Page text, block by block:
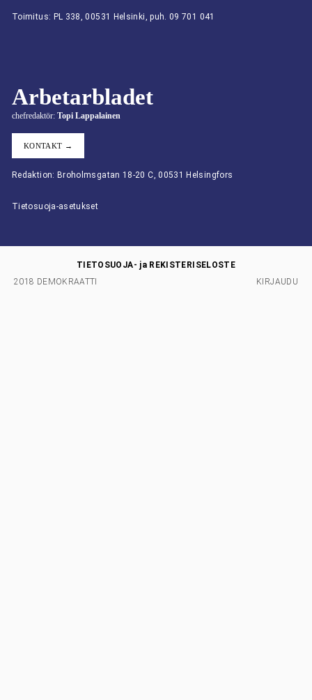
Toimitus: PL 338, 00531 Helsinki, puh. 09 701 041
Arbetarbladet
chefredaktör: Topi Lappalainen
KONTAKT →
Redaktion: Broholmsgatan 18-20 C, 00531 Helsingfors
Tietosuoja-asetukset
2018 DEMOKRAATTI
TIETOSUOJA- ja REKISTERISELOSTE
KIRJAUDU